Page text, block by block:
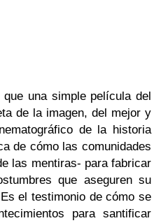
una simple película del
de la imagen, del mejor y
de la historia
de cómo las comunidades
las mentiras- para fabricar
que aseguren su
el testimonio de cómo se
para santificar